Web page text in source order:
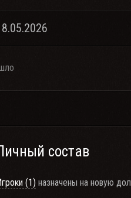
состав
(1) назначены на новую